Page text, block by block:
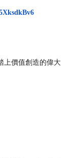
上價值創造的偉大